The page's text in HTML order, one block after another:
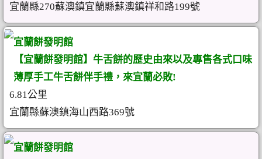
宜蘭縣270蘇澳鎮宜蘭縣蘇澳鎮祥和路199號
宜蘭餅發明館
【宜蘭餅發明館】牛舌餅的歷史由來以及專售各式口味
薄厚手工牛舌餅伴手禮，來宜蘭必敗!
6.81公里
宜蘭縣蘇澳鎮海山西路369號
宜蘭餅發明館